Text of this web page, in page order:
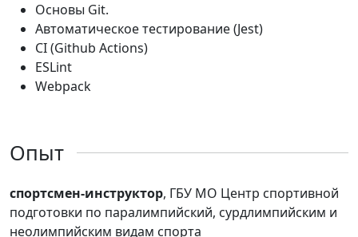
Основы Git.
Автоматическое тестирование (Jest)
CI (Github Actions)
ESLint
Webpack
Опыт
спортсмен-инструктор, ГБУ МО Центр спортивной
подготовки по паралимпийский, сурдлимпийским и
неолимпийским видам спорта